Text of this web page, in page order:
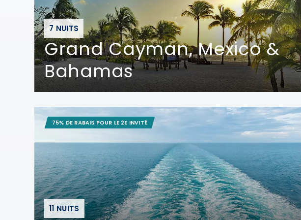
7 NUITS
Grand Cayman, Mexico &
Bahamas
11 NUITS
75% DE RABAIS POUR LE 2E INVITÉ